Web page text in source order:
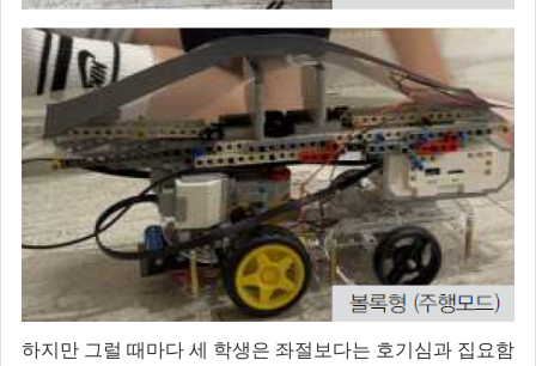
하지만 그럴 때마다 세 학생은 좌절보다는 호기심과 집요함